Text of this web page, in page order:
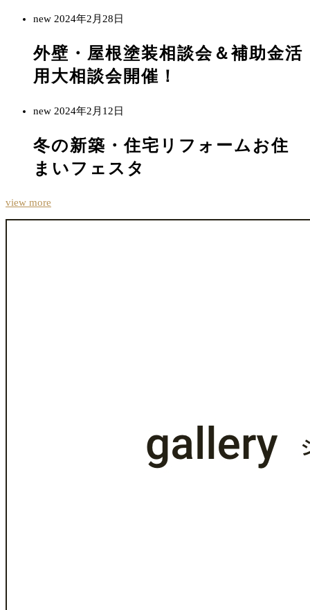
new 2024年2月28日
外壁・屋根塗装相談会＆補助金活
用大相談会開催！
new 2024年2月12日
冬の新築・住宅リフォームお住
まいフェスタ
view more